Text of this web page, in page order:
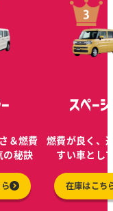
＆燃費
の秘訣
スペー
燃費が良く、
すい車とし
在庫はこち